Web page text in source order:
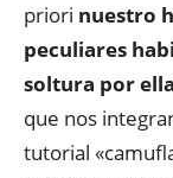
priori nuestro
peculiares
soltura por ella
que nos
tutorial